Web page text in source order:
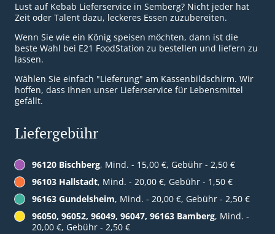
Lust auf Kebab Lieferservice in Semberg? Nicht jeder hat
Zeit oder Talent dazu, leckeres Essen zuzubereiten.
Wenn Sie wie ein König speisen möchten, dann ist die
beste Wahl bei E21 FoodStation zu bestellen und liefern zu
lassen.
Wählen Sie einfach "Lieferung" am Kassenbildschirm. Wir
hoffen, dass Ihnen unser Lieferservice für Lebensmittel
gefällt.
Liefergebühr
96120 Bischberg, Mind. - 15,00 €, Gebühr - 2,50 €
96103 Hallstadt, Mind. - 20,00 €, Gebühr - 1,50 €
96163 Gundelsheim, Mind. - 20,00 €, Gebühr - 2,50 €
96050, 96052, 96049, 96047, 96163 Bamberg, Mind. -
20,00 €, Gebühr - 2,50 €